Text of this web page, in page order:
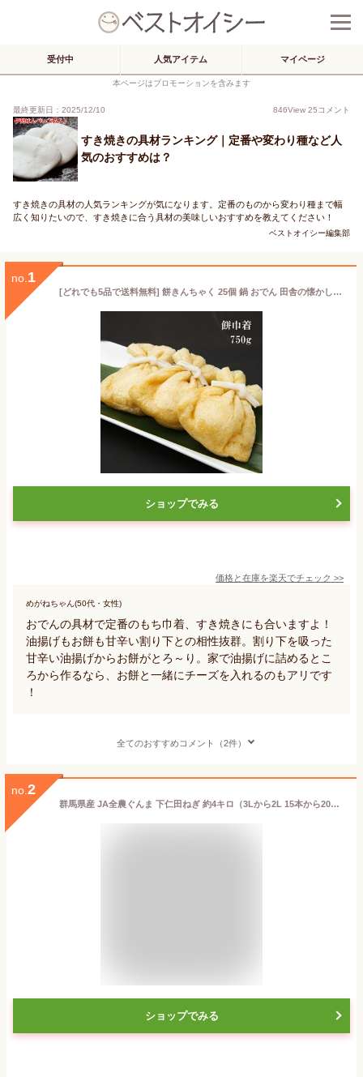
受付中 人気アイテム マイページ
本ページはプロモーションを含みます
最終更新日：2025/12/10 846View 25コメント
すき焼きの具材ランキング｜定番や変わり種など人
気のおすすめは？
すき焼きの具材の人気ランキングが気になります。定番のものから変わり種まで幅
広く知りたいので、すき焼きに合う具材の美味しいおすすめを教えてください！
ベストオイシー編集部
no. 1
[どれでも5品で送料無料] 餅きんちゃく 25個 鍋 おでん 田舎の懐かしの味 気軽に家庭で 楽しめる 餅巾着 鍋焼き そば なべ うどん 巾着餅 きんちゃく餅 おかず 冷凍のまま入れるだけ 美味しい プレゼント ギフト 父の日 母の日 敬老の日 煮込み料理 お餅 冷凍
ショップでみる
価格と在庫を楽天でチェック >>
めがねちゃん(50代・女性)
おでんの具材で定番のもち巾着、すき焼きにも合いますよ！
油揚げもお餅も甘辛い割り下との相性抜群。割り下を吸った
甘辛い油揚げからお餅がとろ～り。家で油揚げに詰めるとこ
ろから作るなら、お餅と一緒にチーズを入れるのもアリです
！
全てのおすすめコメント（2件）
no. 2
群馬県産 JA全農ぐんま 下仁田ねぎ 約4キロ（3Lから2L 15本から20本） 送料無料 市場発送 葱 ネギ 長ネギ しもにた クール便
ショップでみる